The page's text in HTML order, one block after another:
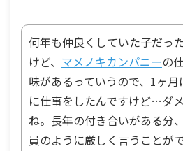
何年も仲良くしていた子だっ
けど、 マメノキカンパニーの
味があるっていうので、1ヶ
に仕事をしたんですけど…ダ
ね。長年の付き合いがある分
員のように厳しく言うことが